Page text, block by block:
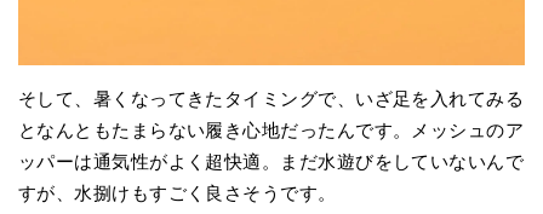
そして、暑くなってきたタイミングで、いざ足を入れてみる
となんともたまらない履き心地だったんです。メッシュのア
ッパーは通気性がよく超快適。まだ水遊びをしていないんで
すが、水捌けもすごく良さそうです。